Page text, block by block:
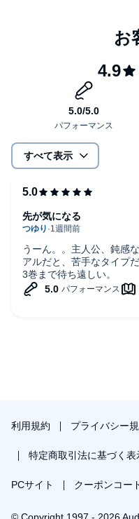
すべて表示
うーん。。主人公、鈍感
アルだと、苦手なタイプ
3巻まで待ち遠しい。
先が気になる
利用規約 プライバシー
特定商取引法に基づく表
PCサイト クーポンコー